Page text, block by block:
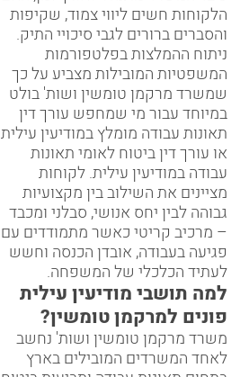
הלקוחות חשים ליווי צמוד, שקיפות
והסברים ברורים לגבי סיכויי התיק.
ניתוח ההמלצות בפלטפורמות
המשפטיות המובילות מצביע על כך
שמשרד מרקמן טומשין ושות' בולט
במיוחד עבור מי שמחפש עורך דין
תאונות עבודה מומלץ במודיעין עילית
או עורך דין ביטוח לאומי תאונות
עבודה במודיעין עילית. לקוחות
מציינים את השילוב בין מקצועיות
גבוהה לבין יחס אנושי, סבלני ומכבד
– מרכיב קריטי כאשר מתמודדים עם
פגיעה בעבודה, אובדן הכנסה וחשש
לעתיד הכלכלי של המשפחה.
למה תושבי מודיעין עילית
פונים למרקמן טומשין?
משרד מרקמן טומשין ושות' נחשב
לאחד המשרדים המובילים בארץ